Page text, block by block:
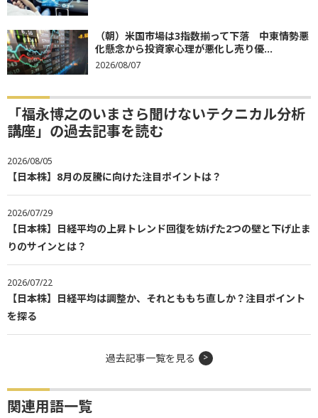
（朝）米国市場は3指数揃って下落 中東情勢悪
化懸念から投資家心理が悪化し売り優...
2026/08/07
「福永博之のいまさら聞けないテクニカル分析
講座」の過去記事を読む
2026/08/05
【日本株】8月の反騰に向けた注目ポイントは？
2026/07/29
【日本株】日経平均の上昇トレンド回復を妨げた2つの壁と下げ止ま
りのサインとは？
2026/07/22
【日本株】日経平均は調整か、それとももち直しか？注目ポイント
を探る
過去記事一覧を見る
関連用語一覧